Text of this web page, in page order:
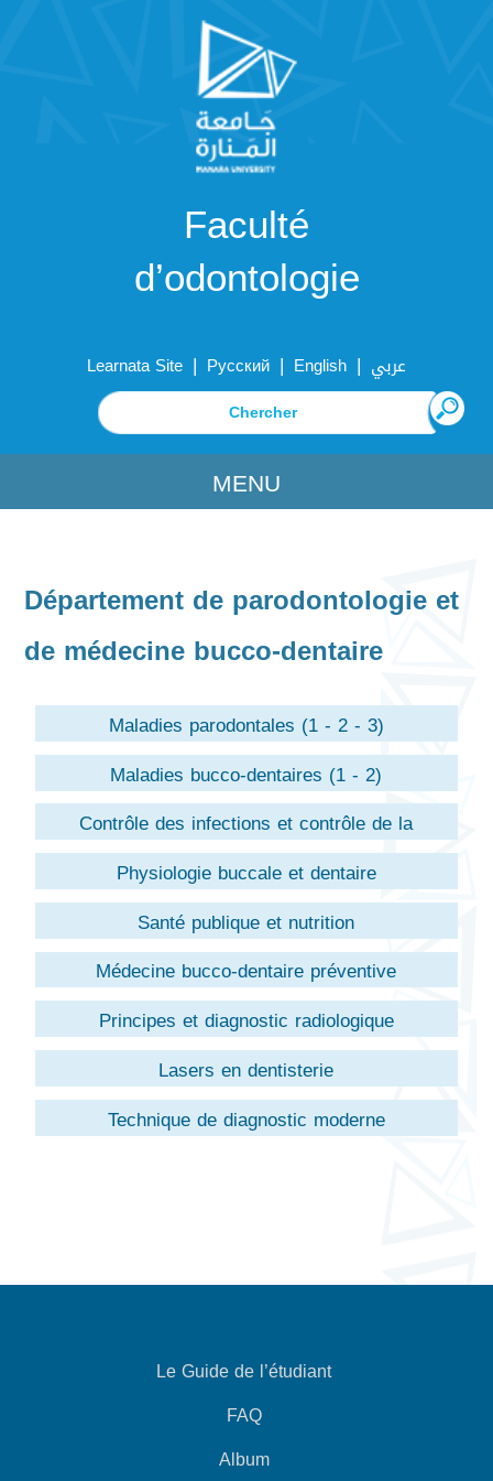
Faculté
d’odontologie
Learnata Site | Русский | English | عربي
MENU
Département de parodontologie et
de médecine bucco-dentaire
Maladies parodontales (1 - 2 - 3)
Maladies bucco-dentaires (1 - 2)
Contrôle des infections et contrôle de la
septicémie
Physiologie buccale et dentaire
Santé publique et nutrition
Médecine bucco-dentaire préventive
Principes et diagnostic radiologique
Lasers en dentisterie
Technique de diagnostic moderne
Le Guide de l’étudiant
FAQ
Album